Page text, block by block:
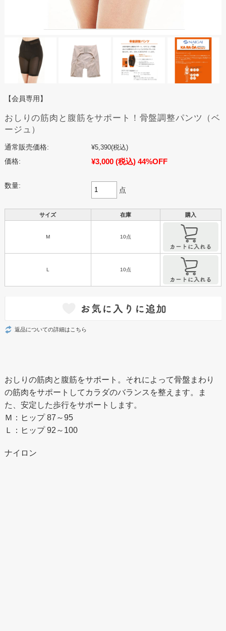
【会員専用】
おしりの筋肉と腹筋をサポート！骨盤調整パンツ（ベ
ージュ）
通常販売価格: ¥5,390(税込)
価格:
¥3,000 (税込) 44%OFF
数量:
点
サイズ 在庫 購入
M 10点
L 10点
返品についての詳細はこちら
おしりの筋肉と腹筋をサポート。それによって骨盤まわり
の筋肉をサポートしてカラダのバランスを整えます。ま
た、安定した歩行をサポートします。
Ｍ：ヒップ 87～95
Ｌ：ヒップ 92～100
ナイロン